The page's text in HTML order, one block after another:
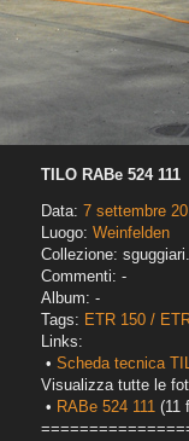
TILO RABe 524 111
Data: 7 settembre
Luogo: Weinfelden
Collezione:
Commenti: -
Album: -
Tags: ETR 150 /
Links:
• Scheda tecnica
Visualizza tutte le
• RABe 524 111 (11